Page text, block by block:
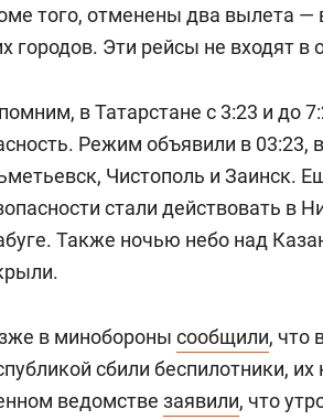
того, отменены два вылета —
городов. Эти рейсы не входят
в Татарстане с 3:23 и до
Режим объявили в 03:23,
Чистополь и Заинск.
стали действовать в
Также ночью небо над
в минобороны сообщили, что
сбили беспилотники,
ведомстве заявили, что